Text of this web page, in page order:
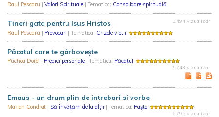
Raul Pescaru | Valori Spirituale | Tematica: Consolidare spirituală
Tineri gata pentru Isus Hristos
Raul Pescaru | Provocari | Tematica: Crizele vietii
3.494 vizualizări
Păcatul care te gârbovește
Puchea Dorel | Predici personale | Tematica: Păcatul
5.743 vizualizări
Emaus - un drum plin de intrebari si vorbe
Marian Condrat | Să învăţăm de la alţii | Tematica: Paște
6.795 vizualizări